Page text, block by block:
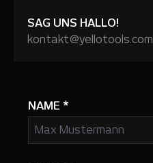
SAG UNS HALLO!
kontakt@yellotools.com
NAME *